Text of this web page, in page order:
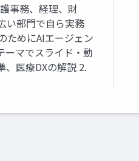
事務、経理、財
い部門で自ら実務
ためにAIエージェン
ーマでスライド・動
医療DXの解説 2.